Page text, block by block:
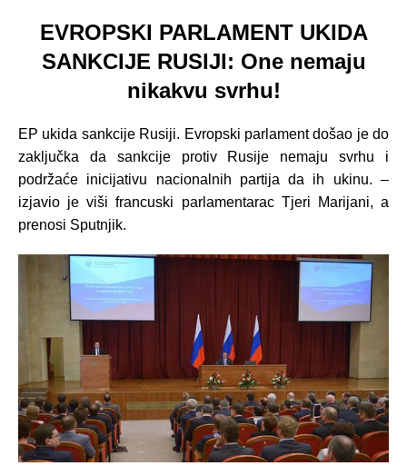
EVROPSKI PARLAMENT UKIDA
SANKCIJE RUSIJI: One nemaju
nikakvu svrhu!
EP ukida sankcije Rusiji. Evropski parlament došao jedo
zaključka da sankcije protiv Rusije nemaju svrhu i
podržaće inicijativu nacionalnih partija da ih ukinu. –
izjavio je viši francuski parlamentarac Tjeri Marijani, a
prenosi Sputnjik.